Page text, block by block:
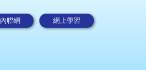
內聯網 網上學習